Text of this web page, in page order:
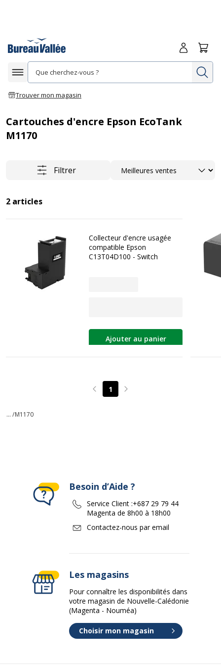
Afficher la navigation
Trouver mon magasin
Me
Cartouches d'encre Epson EcoTank
M1170
Filtrer Trier
2 articles
Collecteur d'encre usagée
compatible Epson
C13T04D100 - Switch
Ajouter au panier
Page précédente
1 Page suivante
... /M1170
Besoin d’Aide ?
Service Client :+687 29 79 44
Magenta de 8h00 à 18h00
Contactez-nous par email
Les magasins
Pour connaître les disponibilités dans
votre magasin de Nouvelle-Calédonie
(Magenta - Nouméa)
Choisir mon magasin